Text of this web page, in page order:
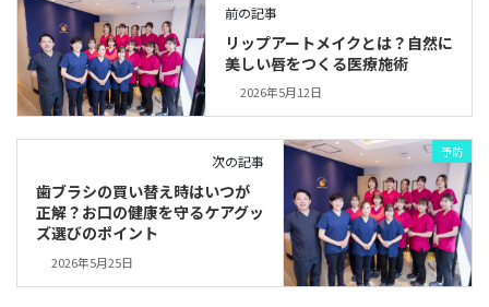
前の記事
リップアートメイクとは？自然に
美しい唇をつくる医療施術
2026年5月12日
予防
次の記事
歯ブラシの買い替え時はいつが
正解？お口の健康を守るケアグッ
ズ選びのポイント
2026年5月25日